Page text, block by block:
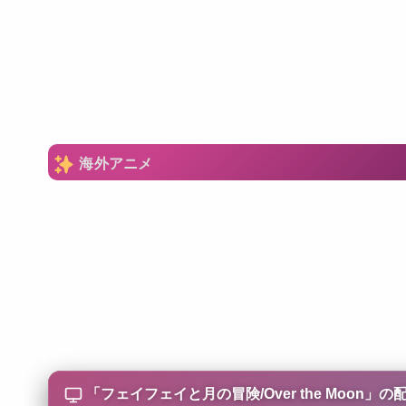
海外アニメ
「 フェイフェイと月の冒険/Over the Moon 」の